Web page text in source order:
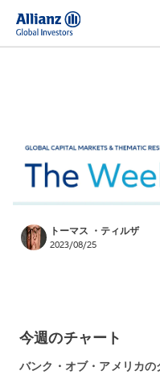
トーマス ・ティルザ
2023/08/25
今週のチャート
バンク・オブ・アメリカ